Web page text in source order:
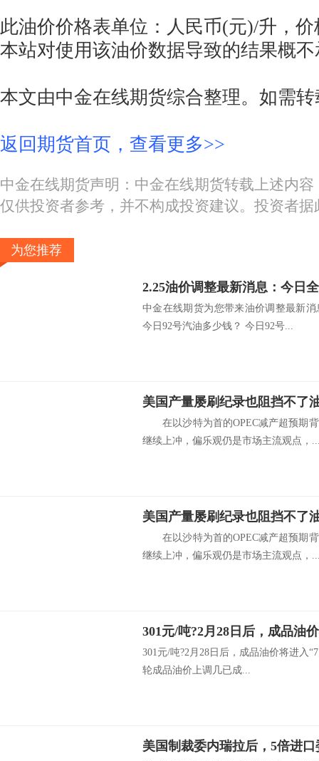
此油价价格表单位：人民币(元)/升，
本站对使用该油价数据导致的结果概
本文由中金在线期货综合整理。如需
返回期货首页，查看更多>>
中金在线期货声明：中金在线期货转载上述内
仅供投资者参考，并不构成投资建议。投资者
为您推荐
中金在线期货为您带来油价调整最新
今日92号汽油多少钱？ 今日92号...
在以沙特为首的OPEC减产超预期背
继续上冲，偏乐观仍是市场主流观点，
在以沙特为首的OPEC减产超预期背
继续上冲，偏乐观仍是市场主流观点，
301元/吨?2月28日后，成品油
301元/吨?2月28日后，成品油价将进入
轮成品油价上调几已成...
美国制裁委内瑞拉后，5倍进